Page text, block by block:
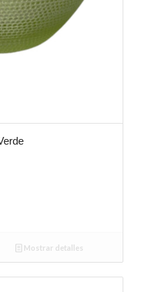
Mostrar detalles